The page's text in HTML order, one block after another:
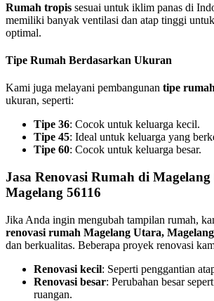
Rumah tropis sesuai untuk iklim panas di
memiliki banyak ventilasi dan atap tinggi
optimal.
Tipe Rumah Berdasarkan Ukuran
Kami juga melayani pembangunan tipe
ukuran, seperti:
Tipe 36: Cocok untuk keluarga kecil.
Tipe 45: Ideal untuk keluarga yang
Tipe 60: Cocok untuk keluarga besar.
Jasa Renovasi Rumah di
Magelang 56116
Jika Anda ingin mengubah tampilan rumah,
renovasi rumah Magelang Utara, Magelang
dan berkualitas. Beberapa proyek renovasi
Renovasi kecil: Seperti penggantian
Renovasi besar: Perubahan besar
ruangan.